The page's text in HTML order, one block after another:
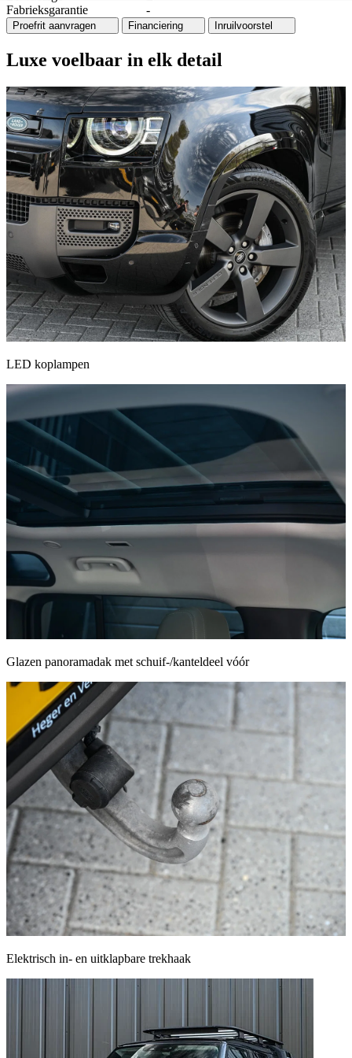
Fabrieksgarantie
-
Proefrit aanvragen Financiering Inruilvoorstel
Luxe voelbaar in elk detail
LED koplampen
Glazen panoramadak met schuif-/kanteldeel vóór
Elektrisch in- en uitklapbare trekhaak